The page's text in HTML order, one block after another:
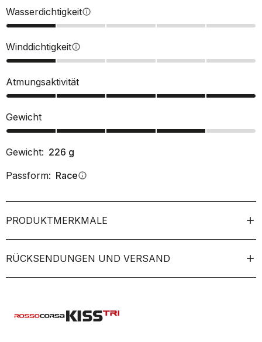
Wasserdichtigkeitinfo
Winddichtigkeitinfo
Atmungsaktivität
Gewicht
Gewicht: 226 g
Passform: Raceinfo
PRODUKTMERKMALE
RÜCKSENDUNGEN UND VERSAND